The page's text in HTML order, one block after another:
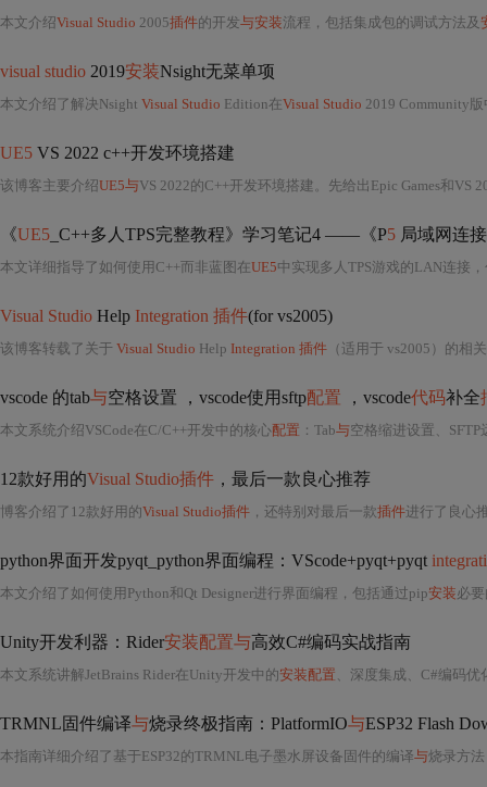
本文介绍Visual Studio 2005插件的开发与安装流程，包括集成包的调试方法及
visual studio 2019安装Nsight无菜单项
本文介绍了解决Nsight Visual Studio Edition在Visual Studio 2019 Community版
UE5 VS 2022 c++开发环境搭建
该博客主要介绍UE5与VS 2022的C++开发环境搭建。先给出Epic Games和VS
《UE5 _C++多人TPS完整教程》学习笔记4 ——《P5 局域网连
本文详细指导了如何使用C++而非蓝图在UE5中实现多人TPS游戏的LAN连接
Visual Studio Help Integration 插件(for vs2005)
该博客转载了关于 Visual Studio Help Integration 插件 （适用于 vs2005）的相关内
vscode 的tab与空格设置 ，vscode使用sftp配置 ，vscode代码补全
本文系统介绍VSCode在C/C++开发中的核心配置 ：Tab与空格缩进设置、
12款好用的Visual Studio插件 ，最后一款良心推荐
博客介绍了12款好用的Visual Studio插件 ，还特别对最后一款插件进行了良心
python界面开发pyqt_python界面编程：VScode+pyqt+pyqt
本文介绍了如何使用Python和Qt Designer进行界面编程，包括通过pip安装必
Unity开发利器：Rider安装配置与高效C#编码实战指南
本文系统讲解JetBrains Rider在Unity开发中的安装配置 、深度集成、C#编码优化、调试技巧、性
TRMNL固件编译与烧录终极指南：PlatformIO与ESP32 Flash
本指南详细介绍了基于ESP32的TRMNL电子墨水屏设备固件的编译与烧录方法